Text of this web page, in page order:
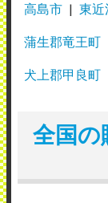
高島市 東近
蒲生郡竜王町
犬上郡甲良町
全国の